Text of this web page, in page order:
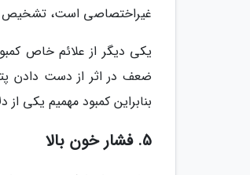
غیراختصاصی است، تشخیص
یکی دیگر از علائم خاص
ضعف در اثر از دست دادن
بنابراین کمبود مهمیم یکی
5. فشار خون بالا